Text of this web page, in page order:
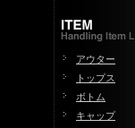
アウター
トップス
ボトム
キャップ